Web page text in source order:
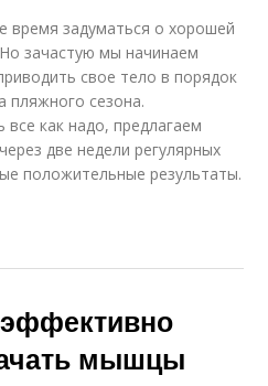
время задуматься о хорошей
зачастую мы начинаем
свое тело в порядок
пляжного сезона.
как надо, предлагаем
две недели регулярных
положительные результаты.
мышцы